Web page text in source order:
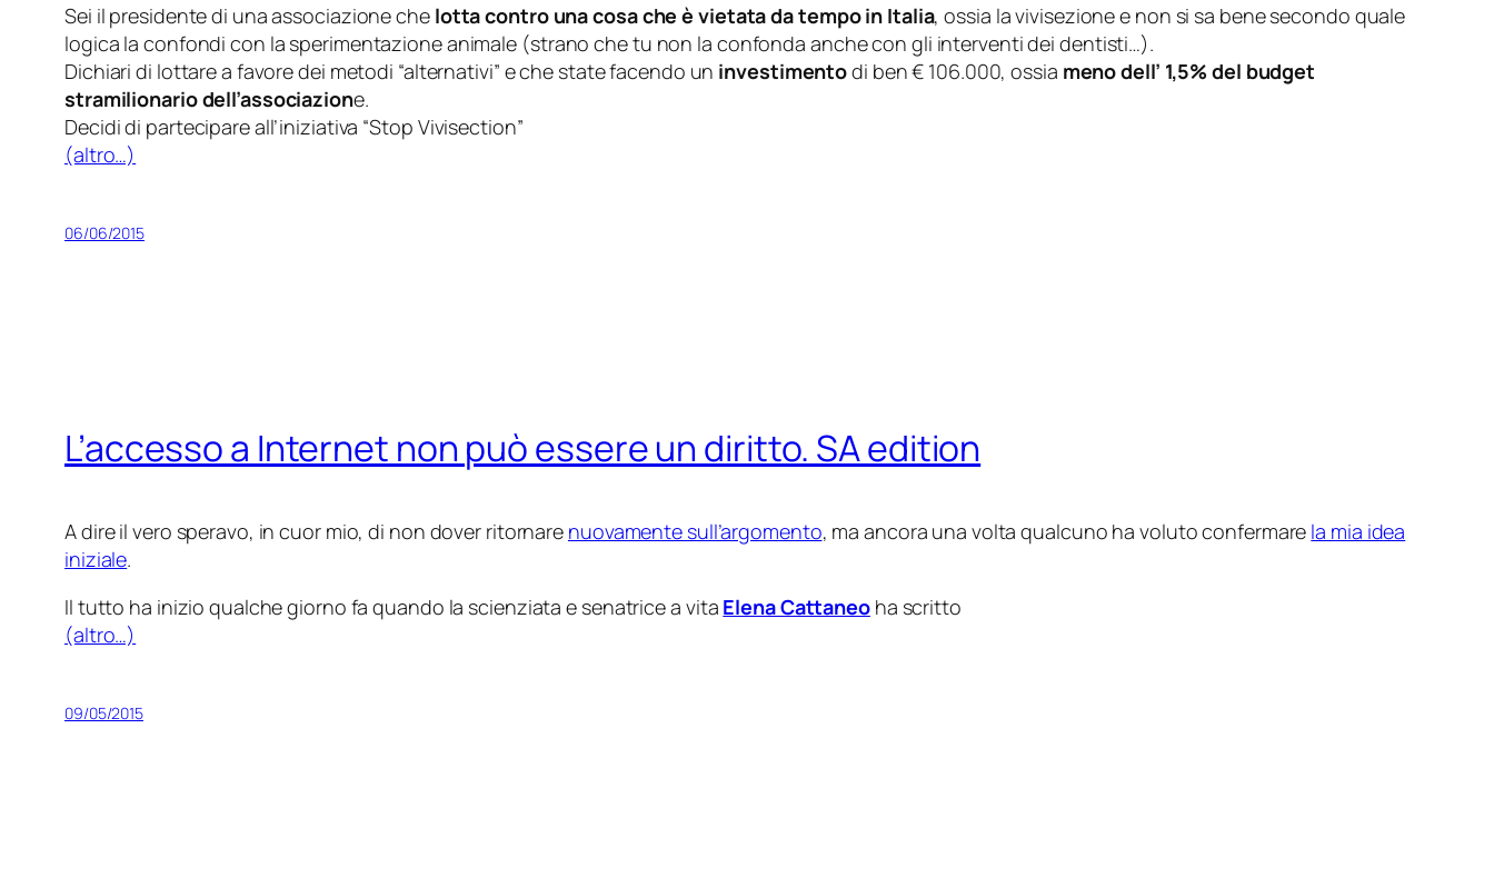
Sei il presidente di una associazione che lotta contro una cosa che è vietata da tempo in Italia, ossia la vivisezione e non si sa bene secondo quale
logica la confondi con la sperimentazione animale (strano che tu non la confonda anche con gli interventi dei dentisti…).
Dichiari di lottare a favore dei metodi “alternativi” e che state facendo un investimentodi ben € 106.000, ossia meno dell’ 1,5% del budget
stramilionario dell’associazione.
Decidi di partecipare all’iniziativa “Stop Vivisection”
(altro…)
06/06/2015
L’accesso a Internet non può essere un diritto. SA edition
A dire il vero speravo, in cuor mio, di non dover ritornare nuovamente sull’argomento, ma ancora una volta qualcuno ha voluto confermare la mia idea
iniziale.
Il tutto ha inizio qualche giorno fa quando la scienziata e senatrice a vita Elena Cattaneoha scritto
(altro…)
09/05/2015